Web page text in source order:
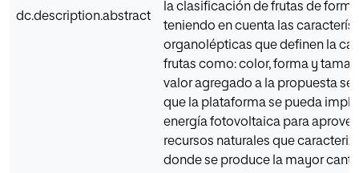
dc.description.abstract
la clasificación de frutas de
teniendo en cuenta las
organolépticas que definen la
frutas como: color, forma y
valor agregado a la propuesta se
que la plataforma se pueda
energía fotovoltaica para
recursos naturales que
donde se produce la mayor